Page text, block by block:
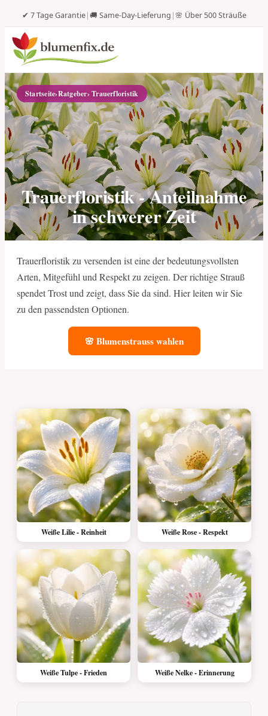
✔ 7 Tage Garantie|🚚 Same-Day-Lieferung |🌸 Über 500 Sträuße
Startseite›Ratgeber› Trauerfloristik
Trauerfloristik - Anteilnahme
in schwerer Zeit
Trauerfloristik zu versenden ist eine der bedeutungsvollsten
Arten, Mitgefühl und Respekt zu zeigen. Der richtige Strauß
spendet Trost und zeigt, dass Sie da sind. Hier leiten wir Sie
zu den passendsten Optionen.
🌸 Blumenstrauss wahlen
Weiße Lilie - Reinheit Weiße Rose - Respekt
Weiße Tulpe - Frieden Weiße Nelke - Erinnerung